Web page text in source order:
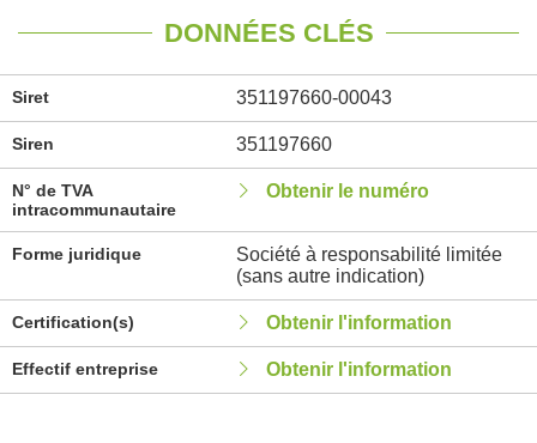
DONNÉES CLÉS
Siret 351197660-00043
Siren 351197660
N° de TVA
intracommunautaire
Obtenir le numéro
Forme juridique
Société à responsabilité limitée
(sans autre indication)
Certification(s) Obtenir l'information
Effectif entreprise Obtenir l'information